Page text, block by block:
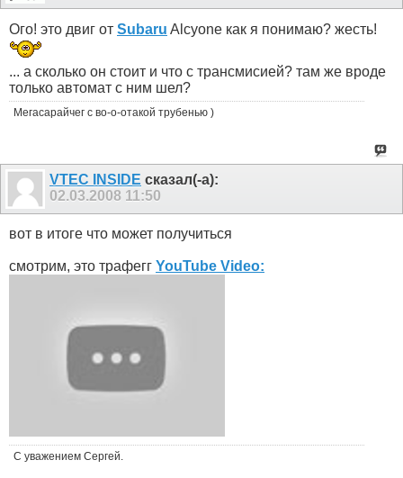
Ого! это двиг от Subaru Alcyone как я понимаю? жесть!
... а сколько он стоит и что с трансмисией? там же вроде
только автомат с ним шел?
Мегасарайчег с во-о-отакой трубенью )
VTEC INSIDE сказал(-а):
02.03.2008 11:50
вот в итоге что может получиться
смотрим, это трафегг YouTube Video:
С уважением Сергей.